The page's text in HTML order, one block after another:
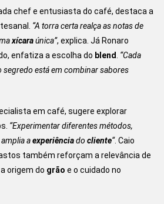
chef e entusiasta do café, destaca a
“A torra certa realça as notas de
xícaraúnica”, explica. Já Ronaro
enfatiza a escolha do blend. “Cada
segredo está em combinar sabores
em café, sugere explorar
“Experimentar diferentes métodos,
aexperiênciado cliente“. Caio
também reforçam a relevância de
origem do grão e o cuidado no